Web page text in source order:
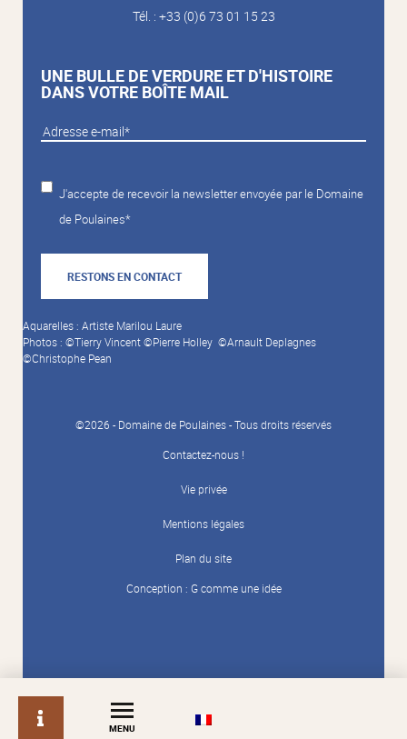
info
MENU
Tél. : +33 (0)6 73 01 15 23
UNE BULLE DE VERDURE ET D'HISTOIRE
DANS VOTRE BOÎTE MAIL
J'accepte de recevoir la newsletter envoyée par le Domaine
de Poulaines*
RESTONS EN CONTACT
Aquarelles : Artiste Marilou Laure
Photos : ©Tierry Vincent ©Pierre Holley ©Arnault Deplagnes
©Christophe Pean
©2026 - Domaine de Poulaines - Tous droits réservés
Contactez-nous !
Vie privée
Mentions légales
Plan du site
Conception : G comme une idée